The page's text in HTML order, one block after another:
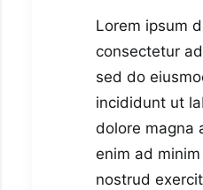
Lorem ipsum
consectetur
sed do
incididunt ut
dolore magna
enim ad
nostrud